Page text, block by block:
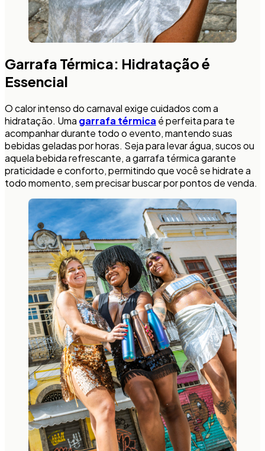
Garrafa Térmica: Hidratação é
Essencial
O calor intenso do carnaval exige cuidados com a
hidratação. Uma garrafa térmica é perfeita para te
acompanhar durante todo o evento, mantendo suas
bebidas geladas por horas. Seja para levar água, sucos ou
aquela bebida refrescante, a garrafa térmica garante
praticidade e conforto, permitindo que você se hidrate a
todo momento, sem precisar buscar por pontos de venda.